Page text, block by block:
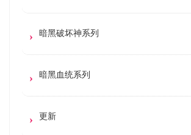
暗黑破坏神系列
暗黑血统系列
更新